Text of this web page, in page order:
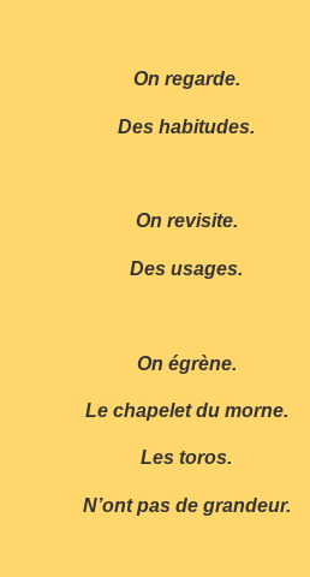
On regarde.
Des habitudes.
On revisite.
Des usages.
On égrène.
Le chapelet du morne.
Les toros.
N’ont pas de grandeur.